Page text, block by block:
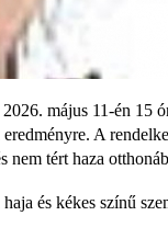
május 11-én 15
A
nem tért haza
és kékes színű